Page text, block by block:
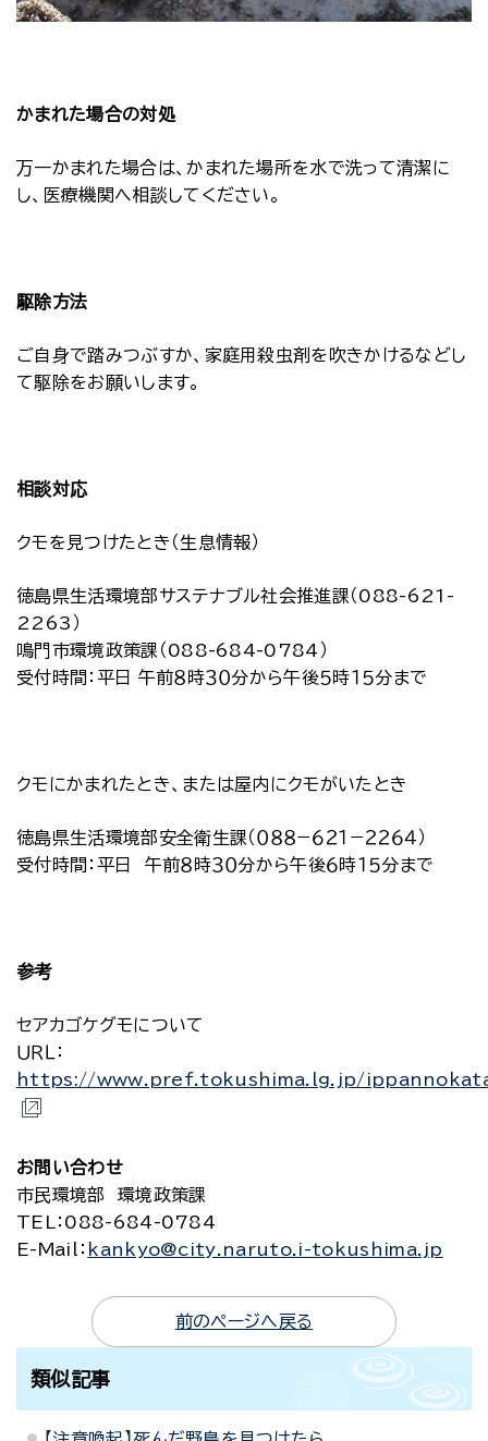
かまれた場合の対処
万一かまれた場合は、かまれた場所を水で洗って清潔に
し、医療機関へ相談してください。
駆除方法
ご自身で踏みつぶすか、家庭用殺虫剤を吹きかけるなどし
て駆除をお願いします。
相談対応
クモを見つけたとき（生息情報）
徳島県生活環境部サステナブル社会推進課（088-621-
2263）
鳴門市環境政策課（088-684-0784）
受付時間：平日 午前８時３０分から午後５時１５分まで
クモにかまれたとき、または屋内にクモがいたとき
徳島県生活環境部安全衛生課（０８８−６２１−２２６４）
受付時間：平日 午前８時３０分から午後６時１５分まで
参考
セアカゴケグモについて
ＵＲＬ：
https://www.pref.tokushima.lg.jp/
お問い合わせ
市民環境部 環境政策課
TEL
：088-684-0784
E-Mail
： kankyo@city.naruto.i-tokushima.jp
前のページへ戻る
類似記事